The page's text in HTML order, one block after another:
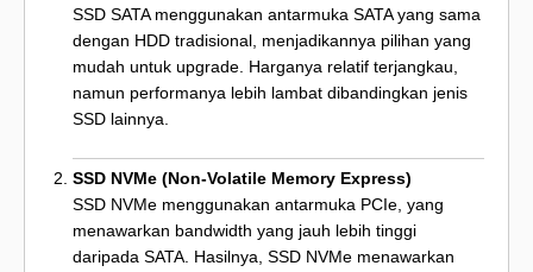
SSD SATA menggunakan antarmuka SATA yang sama
dengan HDD tradisional, menjadikannya pilihan yang
mudah untuk upgrade. Harganya relatif terjangkau,
namun performanya lebih lambat dibandingkan jenis
SSD lainnya.
SSD NVMe (Non-Volatile Memory Express)
SSD NVMe menggunakan antarmuka PCIe, yang
menawarkan bandwidth yang jauh lebih tinggi
daripada SATA. Hasilnya, SSD NVMe menawarkan